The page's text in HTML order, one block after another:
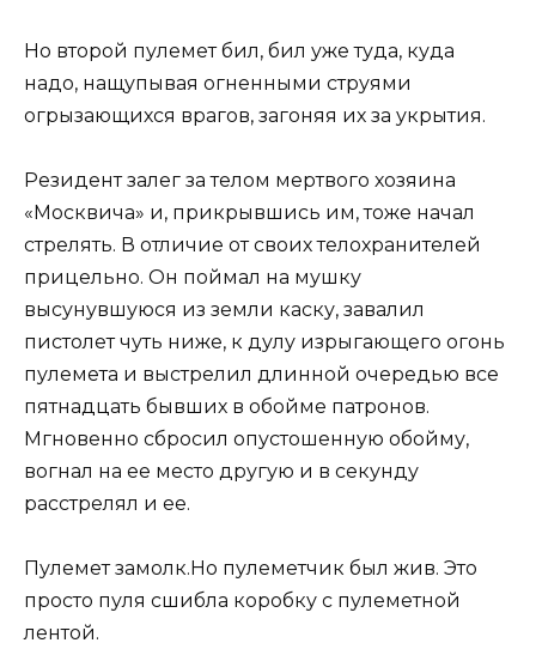
Но второй пулемет бил, бил уже туда, куда
надо, нащупывая огненными струями
огрызающихся врагов, загоняя их за укрытия.
Резидент залег за телом мертвого хозяина
«Москвича» и, прикрывшись им, тоже начал
стрелять. В отличие от своих телохранителей
прицельно. Он поймал на мушку
высунувшуюся из земли каску, завалил
пистолет чуть ниже, к дулу изрыгающего огонь
пулемета и выстрелил длинной очередью все
пятнадцать бывших в обойме патронов.
Мгновенно сбросил опустошенную обойму,
вогнал на ее место другую и в секунду
расстрелял и ее.
Пулемет замолк.Но пулеметчик был жив. Это
просто пуля сшибла коробку с пулеметной
лентой.